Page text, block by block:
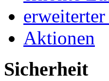
Aktionen
Sicherheit